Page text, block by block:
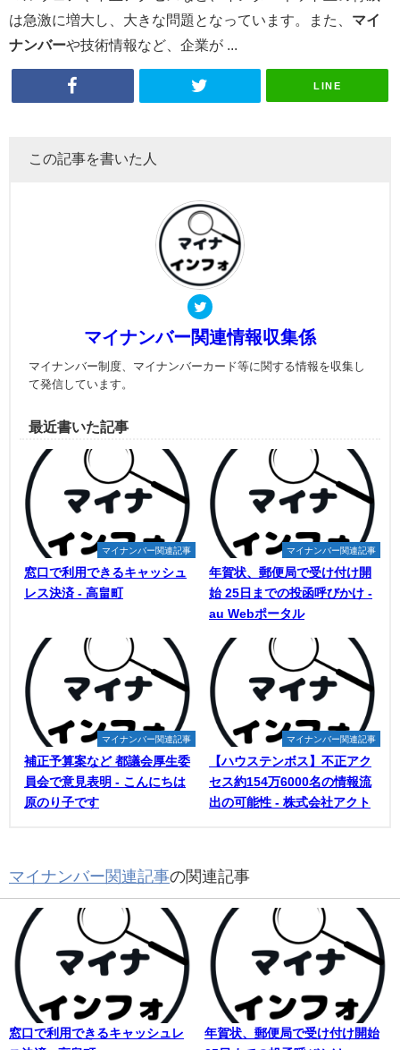
は急激に増大し、大きな問題となっています。また、 マイ
ナンバーや技術情報など、企業が ...
LINE
この記事を書いた人
マイナンバー関連情報収集係
マイナンバー制度、マイナンバーカード等に関する情報を収集し
て発信しています。
最近書いた記事
マイナンバー関連記事
窓口で利用できるキャッシュ
レス決済 - 高畠町
マイナンバー関連記事
年賀状、郵便局で受け付け開
始 25日までの投函呼びかけ -
au Webポータル
マイナンバー関連記事
補正予算案など 都議会厚生委
員会で意見表明 - こんにちは
原のり子です
マイナンバー関連記事
【ハウステンボス】不正アク
セス約154万6000名の情報流
出の可能性 - 株式会社アクト
マイナンバー関連記事の関連記事
窓口で利用できるキャッシュレ
年賀状、郵便局で受け付け開始